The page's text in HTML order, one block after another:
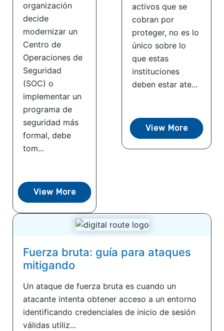
organización
decide
modernizar un
Centro de
Operaciones de
Seguridad
(SOC) o
implementar un
programa de
seguridad más
formal, debe
tom...
View More
activos que se
cobran por
proteger, no es lo
único sobre lo
que estas
instituciones
deben estar ate...
View More
Fuerza bruta: guía para ataques
mitigando
Un ataque de fuerza bruta es cuando un
atacante intenta obtener acceso a un entorno
identificando credenciales de inicio de sesión
válidas utiliz...